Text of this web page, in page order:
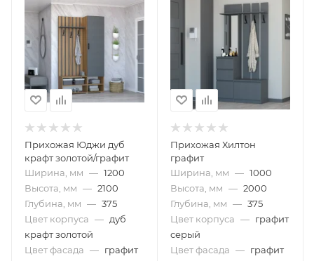
Прихожая Юджи дуб
крафт золотой/графит
Ширина, мм — 1200
Высота, мм — 2100
Глубина, мм — 375
Цвет корпуса — дуб
крафт золотой
Цвет фасада — графит
Прихожая Хилтон
графит
Ширина, мм — 1000
Высота, мм — 2000
Глубина, мм — 375
Цвет корпуса — графит
серый
Цвет фасада — графит